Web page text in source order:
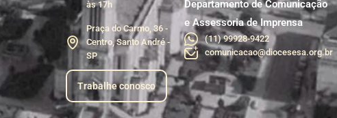
às 17h
Praça do Carmo, 36 -
Centro, Santo André -
SP
Trabalhe conosco
Departamento de Comunicação
e Assessoria de Imprensa
(11) 99928-9422
comunicacao@diocesesa.org.br